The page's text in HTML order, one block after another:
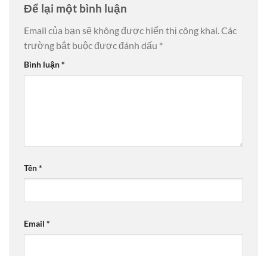
Để lại một bình luận
Email của bạn sẽ không được hiển thị công khai.Các
trường bắt buộc được đánh dấu *
Bình luận*
Tên*
Email *